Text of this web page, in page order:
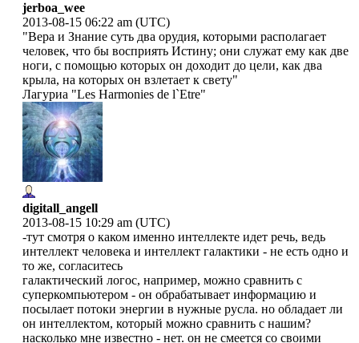
jerboa_wee
2013-08-15 06:22 am (UTC)
"Вера и Знание суть два орудия, которыми располагает
человек, что бы восприять Истину; они служат ему как две
ноги, с помощью которых он доходит до цели, как два
крыла, на которых он взлетает к свету"
Лагуриа "Les Harmonies de l`Etre"
digitall_angell
2013-08-15 10:29 am (UTC)
-тут смотря о каком именно интеллекте идет речь, ведь
интеллект человека и интеллект галактики - не есть одно и
то же, согласитесь
галактический логос, например, можно сравнить с
суперкомпьютером - он обрабатывает информацию и
посылает потоки энергии в нужные русла. но обладает ли
он интеллектом, который можно сравнить с нашим?
насколько мне известно - нет. он не смеется со своими